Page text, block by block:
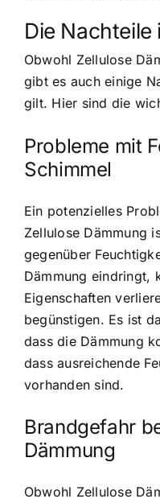
Die
Obwohl Zellulose
gibt es auch einige
gilt. Hier sind die
Probleme mit
Schimmel
Ein potenzielles
Zellulose Dämmung
gegenüber
Dämmung eindringt,
Eigenschaften
begünstigen. Es ist
dass die Dämmung
dass ausreichende
vorhanden sind.
Brandgefahr
Dämmung
Obwohl Zellulose